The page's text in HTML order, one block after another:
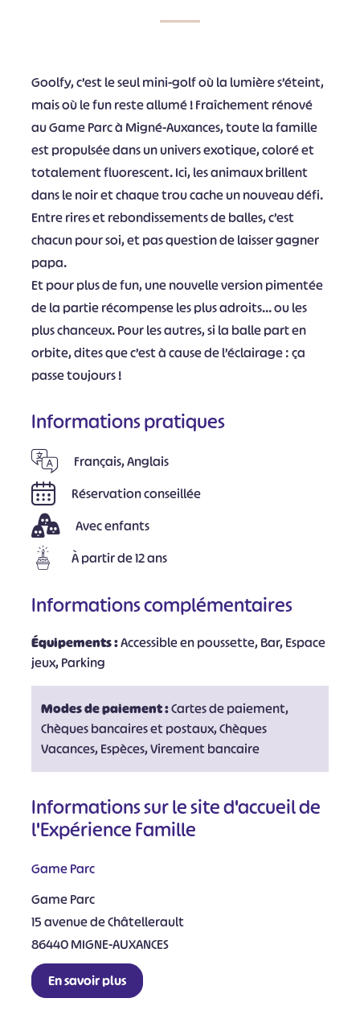
Goolfy, c’est le seul mini-golf où la lumière s’éteint,
mais où le fun reste allumé ! Fraîchement rénové
au Game Parc à Migné-Auxances, toute la famille
est propulsée dans un univers exotique, coloré et
totalement fluorescent. Ici, les animaux brillent
dans le noir et chaque trou cache un nouveau défi.
Entre rires et rebondissements de balles, c’est
chacun pour soi, et pas question de laisser gagner
papa.
Et pour plus de fun, une nouvelle version pimentée
de la partie récompense les plus adroits… ou les
plus chanceux. Pour les autres, si la balle part en
orbite, dites que c’est à cause de l’éclairage : ça
passe toujours !
Informations pratiques
Français, Anglais
Réservation conseillée
Avec enfants
À partir de 12 ans
Informations complémentaires
Équipements :Accessible en poussette, Bar, Espace
jeux, Parking
Modes de paiement :Cartes de paiement,
Chèques bancaires et postaux, Chèques
Vacances, Espèces, Virement bancaire
Informations sur le site d'accueil de
l'Expérience Famille
Game Parc
Game Parc
15 avenue de Châtellerault
86440 MIGNE-AUXANCES
En savoir plus